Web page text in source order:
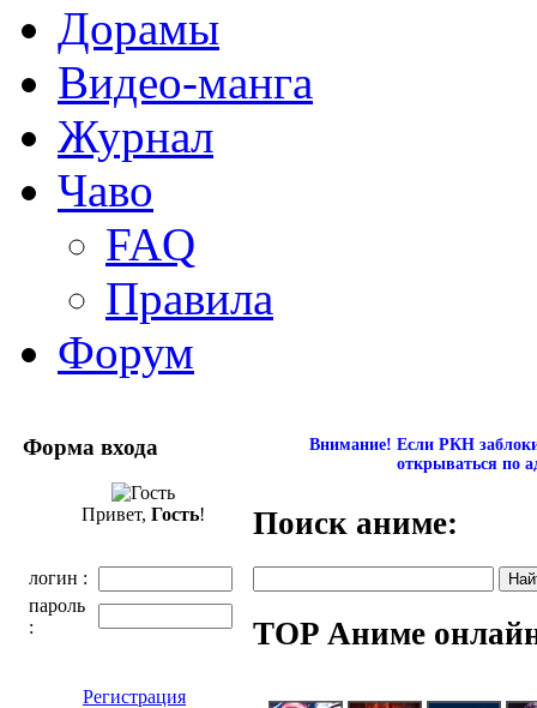
Дорамы
Видео-манга
Журнал
Чаво
FAQ
Правила
Форум
Форма входа
Привет, Гость!
логин :
пароль
:
Регистрация
Внимание! Если РКН
открываться по
Поиск аниме:
TOP Аниме